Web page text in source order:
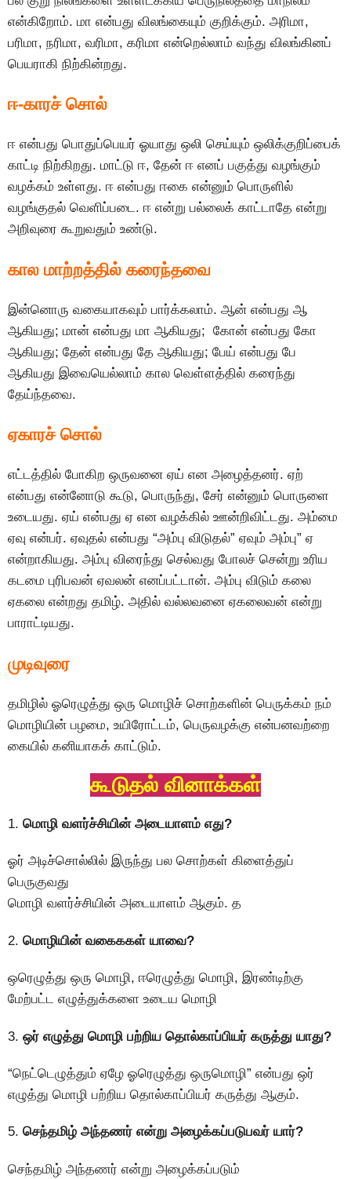
என்கிறோம். மா என்பது விலங்கையும் குறிக்கும். அரிமா,
பரிமா, நரிமா, வரிமா, கரிமா என்றெல்லாம் வந்து விலங்கினப்
பெயராகி நிற்கின்றது.
ஈ-காரச் சொல்
ஈ என்பது பொதுப்பெயர் ஓயாது ஒலி செய்யும் ஒலிக்குறிப்பைக்
காட்டி நிற்கிறது. மாட்டு ஈ, தேன் ஈ எனப் பகுத்து வழங்கும்
வழக்கம் உள்ளது. ஈ என்பது ஈகை என்னும் பொருளில்
வழங்குதல் வெளிப்படை. ஈ என்று பல்லைக் காட்டாதே என்று
அறிவுரை கூறுவதும் உண்டு.
கால மாற்றத்தில் கரைந்தவை
இன்னொரு வகையாகவும் பார்க்கலாம். ஆன் என்பது ஆ
ஆகியது; மான் என்பது மா ஆகியது; கோன் என்பது கோ
ஆகியது; தேன் என்பது தே ஆகியது; பேய் என்பது பே
ஆகியது இவையெல்லாம் கால வெள்ளத்தில் கரைந்து
தேய்ந்தவை.
ஏகாரச் சொல்
எட்டத்தில் போகிற ஒருவனை ஏய் என அழைத்தனர். ஏற்
என்பது என்னோடு கூடு, பொருந்து, சேர் என்னும் பொருளை
உடையது. ஏய் என்பது ஏ என வழக்கில் ஊன்றிவிட்டது. அம்மை
ஏவு என்பர். ஏவுதல் என்பது “அம்பு விடுதல்” ஏவும் அம்பு” ஏ
என்றாகியது. அம்பு விரைந்து செல்வது போலச் சென்று உரிய
கடமை புரிபவன் ஏவலன் எனப்பட்டான். அம்பு விடும் கலை
ஏகலை என்றது தமிழ். அதில் வல்லவனை ஏகலைவன் என்று
பாராட்டியது.
முடிவுரை
தமிழில் ஓரெழுத்து ஒரு மொழிச் சொற்களின் பெருக்கம் நம்
மொழியின் பழமை, உயிரோட்டம், பெருவழக்கு என்பனவற்றை
கையில் கனியாகக் காட்டும்.
கூடுதல் வினாக்கள்
1. மொழி வளர்ச்சியின் அடையாளம் எது?
ஓர் அடிச்சொல்லில் இருந்து பல சொற்கள் கிளைத்துப்
பெருகுவது
மொழி வளர்ச்சியின் அடையாளம் ஆகும். த
2. மொழியின் வகைககள் யாவை?
ஒரெழுத்து ஒரு மொழி, ஈரெழுத்து மொழி, இரண்டிற்கு
மேற்பட்ட எழுத்துக்களை உடைய மொழி
3. ஒர் எழுத்து மொழி பற்றிய தொல்காப்பியர் கருத்து யாது?
“நெட்டெழுத்தும் ஏழே ஓரெழுத்து ஒருமொழி” என்பது ஒர்
எழுத்து மொழி பற்றிய தொல்காப்பியர் கருத்து ஆகும்.
5. செந்தமிழ் அந்தணர் என்று அழைக்கப்படுபவர் யார்?
செந்தமிழ் அந்தணர் என்று அழைக்கப்படும்